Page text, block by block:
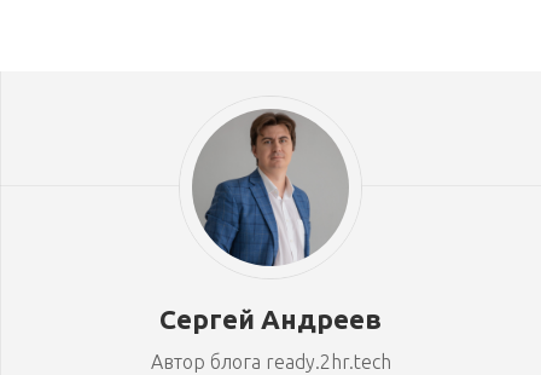
Сергей Андреев
Автор блога ready.2hr.tech